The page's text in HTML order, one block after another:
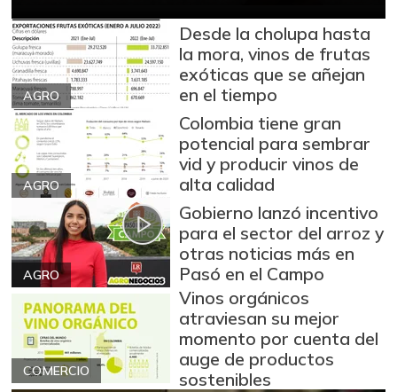
AGRO
Desde la cholupa hasta
la mora, vinos de frutas
exóticas que se añejan
en el tiempo
AGRO
Colombia tiene gran
potencial para sembrar
vid y producir vinos de
alta calidad
AGRO
Gobierno lanzó incentivo
para el sector del arroz y
otras noticias más en
Pasó en el Campo
COMERCIO
Vinos orgánicos
atraviesan su mejor
momento por cuenta del
auge de productos
sostenibles